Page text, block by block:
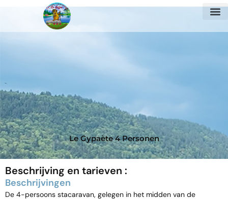
de
inhoud
Le Gypaète 4 Personen
Beschrijving en tarieven :
Beschrijvingen
De 4-persoons stacaravan, gelegen in het midden van de